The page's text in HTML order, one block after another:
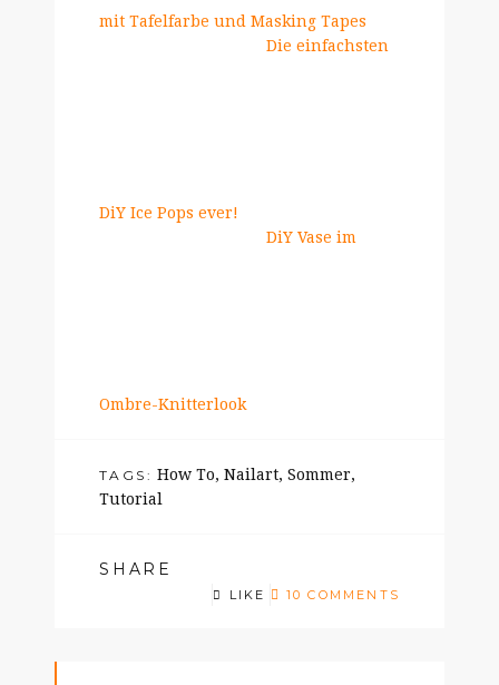
mit Tafelfarbe und Masking Tapes
Die einfachsten
DiY Ice Pops ever!
DiY Vase im
Ombre-Knitterlook
TAGS: How To, Nailart, Sommer,
Tutorial
SHARE
LIKE 10 COMMENTS